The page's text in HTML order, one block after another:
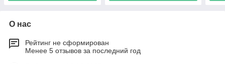
О нас
Рейтинг не сформирован
Менее 5 отзывов за последний год